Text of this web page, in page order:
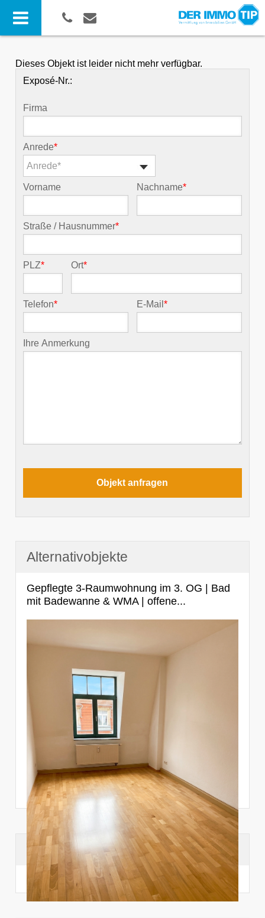
Dieses Objekt ist leider nicht mehr verfügbar.
Exposé-Nr.:
Firma
Anrede*
Anrede*
Vorname Nachname*
Straße / Hausnummer*
PLZ* Ort*
Telefon* E-Mail*
Ihre Anmerkung
Alternativobjekte
Gepflegte 3-Raumwohnung im 3. OG | Bad
mit Badewanne & WMA | offene...
Suchhistorie
noch nichts angesehen